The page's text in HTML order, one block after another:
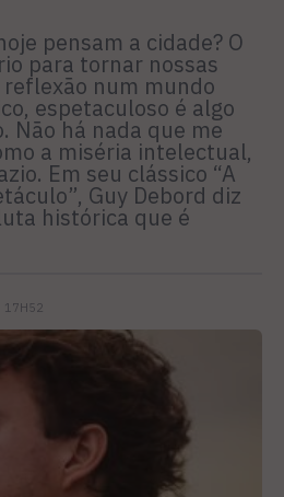
pensam a cidade? O
para tornar nossas
num mundo
espetaculoso é algo
Não há nada que me
a miséria intelectual,
Em seu clássico “A
Guy Debord diz
histórica que é
17H52